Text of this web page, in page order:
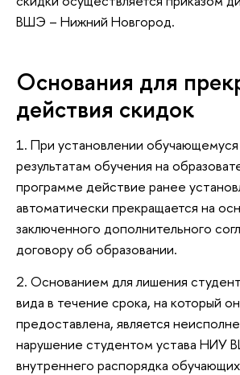
ВШЭ – Нижний Новгород.
Основания для
действия скидок
1. При установлении
результатам обучения на
программе действие ранее
автоматически прекращается на
заключенного дополнительного
договору об образовании.
2. Основанием для лишения
вида в течение срока, на который
предоставлена, является
нарушение студентом устава НИУ
внутреннего распорядка